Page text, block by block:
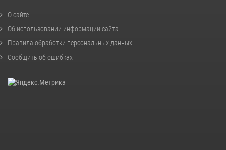
О сайте
Об использовании информации сайта
Правила обработки персональных данных
Сообщить об ошибках